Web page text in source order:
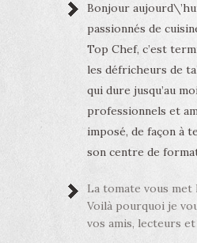
Bonjour
passionnés de
Top Chef, c’est
les défricheurs de
qui dure jusqu’au
professionnels et
imposé, de façon à
son centre de
La tomate vous met
Voilà pourquoi je
vos amis, lecteurs et